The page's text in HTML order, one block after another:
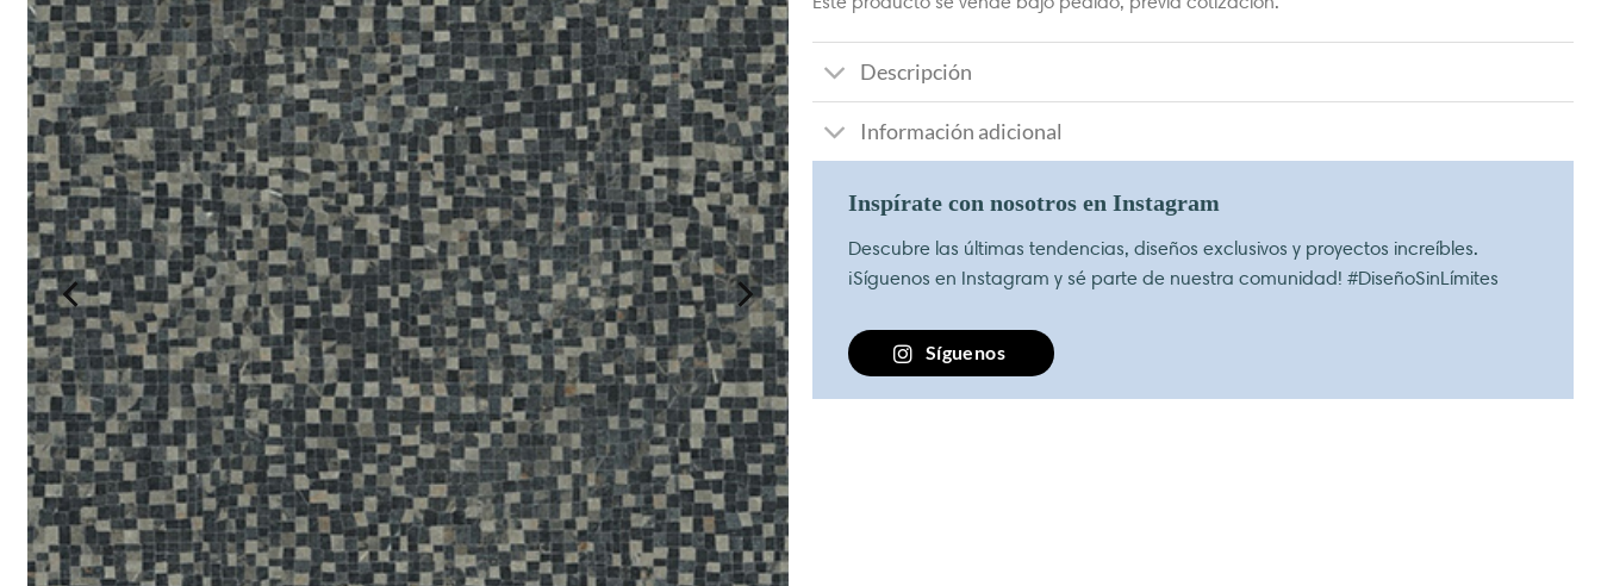
Descripción
Información adicional
Inspírate con nosotros en Instagram
Descubre las últimas tendencias, diseños exclusivos y proyectos increíbles.
¡Síguenos en Instagram y sé parte de nuestra comunidad! #DiseñoSinLímites
Síguenos